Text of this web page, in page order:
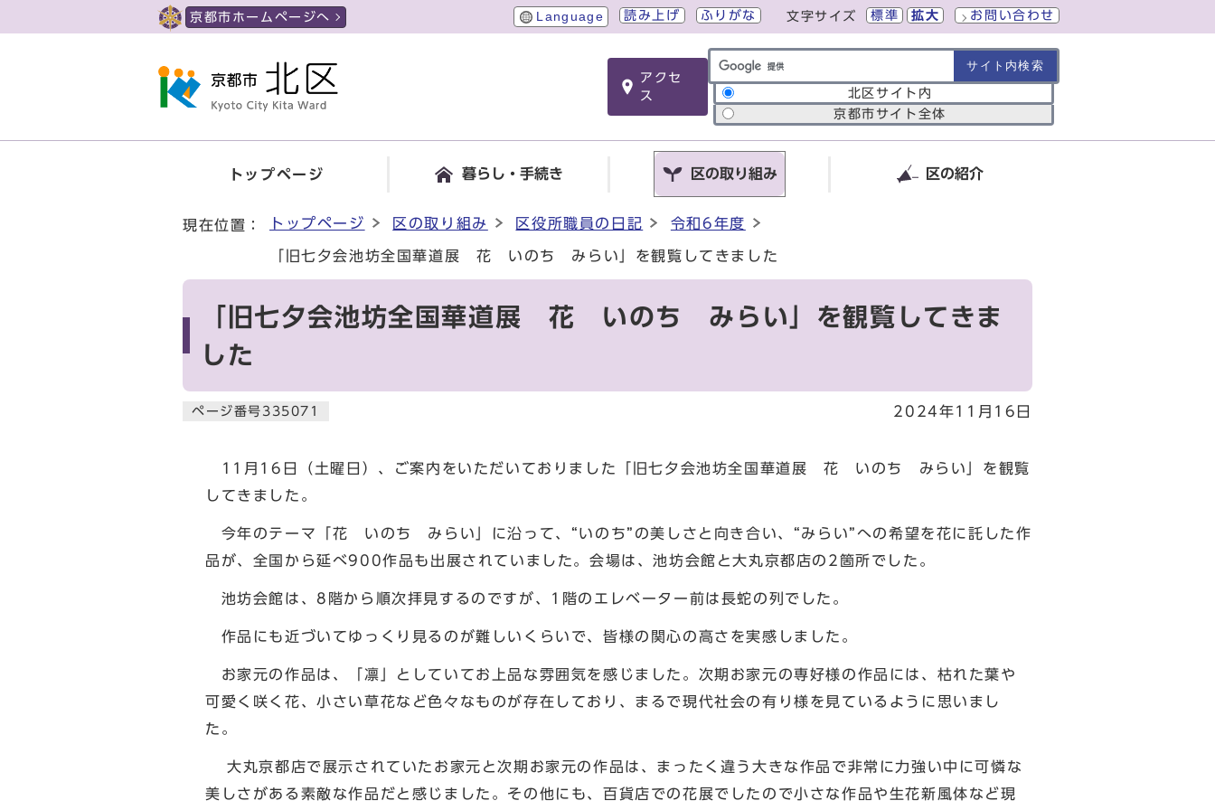
京都市ホームページへ Language 読み上げ ふりがな 文字サイズ 標準 拡大 お問い合わせ
アクセ
ス
サイト内検索の範囲
北区サイト内
京都市サイト全体
トップページ 暮らし・手続き 区の取り組み 区の紹介
現在位置： トップページ 区の取り組み 区役所職員の日記 令和6年度
「旧七夕会池坊全国華道展 花 いのち みらい」を観覧してきました
「旧七夕会池坊全国華道展 花 いのち みらい」を観覧してきま
した
ページ番号335071 2024年11月16日
11月16日（土曜日）、ご案内をいただいておりました「旧七夕会池坊全国華道展 花 いのち みらい」を観覧
してきました。
今年のテーマ「花 いのち みらい」に沿って、“いのち”の美しさと向き合い、“みらい”への希望を花に託した作
品が、全国から延べ900作品も出展されていました。会場は、池坊会館と大丸京都店の2箇所でした。
池坊会館は、8階から順次拝見するのですが、1階のエレベーター前は長蛇の列でした。
作品にも近づいてゆっくり見るのが難しいくらいで、皆様の関心の高さを実感しました。
お家元の作品は、「凛」としていてお上品な雰囲気を感じました。次期お家元の専好様の作品には、枯れた葉や
可愛く咲く花、小さい草花など色々なものが存在しており、まるで現代社会の有り様を見ているように思いまし
た。
大丸京都店で展示されていたお家元と次期お家元の作品は、まったく違う大きな作品で非常に力強い中に可憐な
美しさがある素敵な作品だと感じました。その他にも、百貨店での花展でしたので小さな作品や生花新風体など現